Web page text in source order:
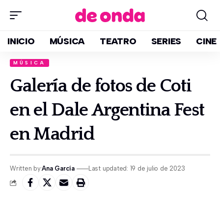
INICIO MÚSICA TEATRO SERIES CINE
MÚSICA
Galería de fotos de Coti
en el Dale Argentina Fest
en Madrid
Written by:Ana García Last updated: 19 de julio de 2023